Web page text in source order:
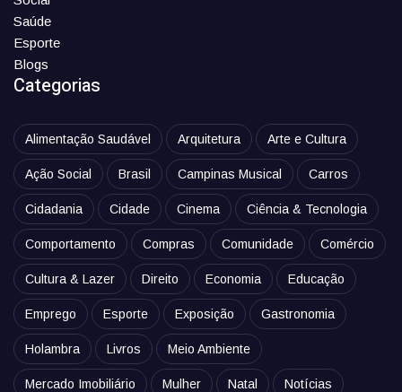
Saúde
Esporte
Blogs
Categorias
Alimentação Saudável Arquitetura Arte e Cultura
Ação Social Brasil Campinas Musical Carros
Cidadania Cidade Cinema Ciência & Tecnologia
Comportamento Compras Comunidade Comércio
Cultura & Lazer Direito Economia Educação
Emprego Esporte Exposição Gastronomia
Holambra Livros Meio Ambiente
Mercado Imobiliário Mulher Natal Notícias